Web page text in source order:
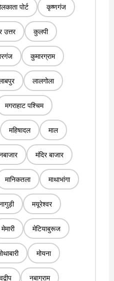
पोर्ट कृष्णगंज
उत्तर कुलपी
कुमारग्राम
लालगोला
मगराहाट पश्चिम
महिषादल माल
मंदिर बाजार
मानिकतला माथाभांगा
मयूरेश्वर
मेमारी मेटियाबुरूज
मोयना
नबाग्राम